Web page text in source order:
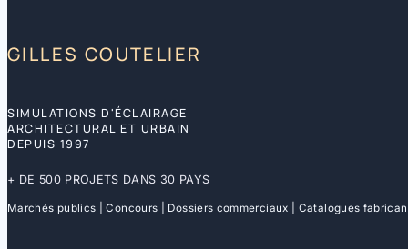
GILLES COUTELIER
SIMULATIONS D'ÉCLAIRAGE
ARCHITECTURAL ET URBAIN
DEPUIS 1997
+ DE 500 PROJETS DANS 30 PAYS
Marchés publics | Concours | Dossiers commerciaux | Catalogues